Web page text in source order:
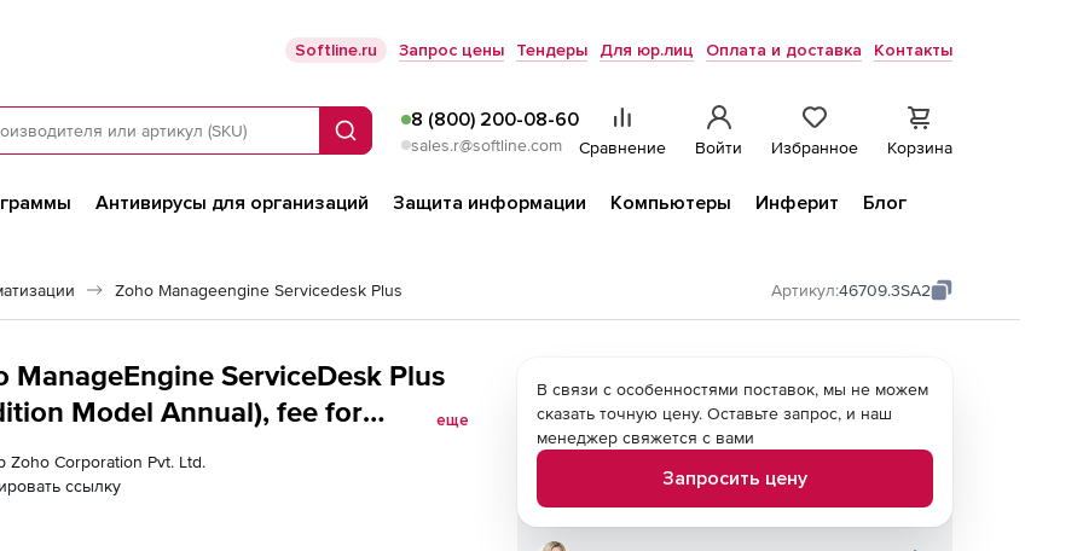
Softline.ru Запрос цены Тендеры Для юр.лиц Оплата и доставка Контакты
Поиск
8 (800) 200-08-60
sales.r@softline.com Сравнение Войти Избранное Корзина
Антивирусы для организаций Защита информации Компьютеры Инферит
Блог
Zoho Manageengine Servicedesk Plus Артикул:46709.3SA2
ServiceDesk Plus
Model Annual), fee for
еще
Zoho Corporation Pvt. Ltd.
ссылку
В связи с особенностями поставок, мы не можем
сказать точную цену. Оставьте запрос, и наш
менеджер свяжется с вами
Запросить цену